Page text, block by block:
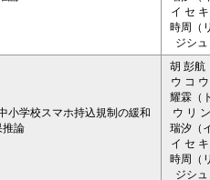
イ セ
時周（
ジシ
小学校スマホ持込規制の緩和
推論
胡 彭航
ウ コ
耀霖（
ウ リ
瑞汐（
イ セ
時周（
ジシ